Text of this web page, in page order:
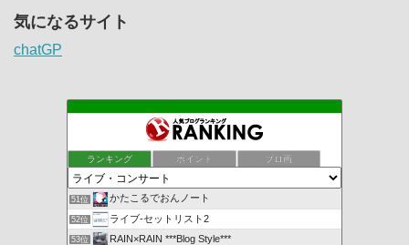
気になるサイト
chatGP
ランキング ポイント ブロ画
51位 かたこるでおんノート
52位 ライブ-セットリスト2
53位 RAIN×RAIN ***Blog Style***